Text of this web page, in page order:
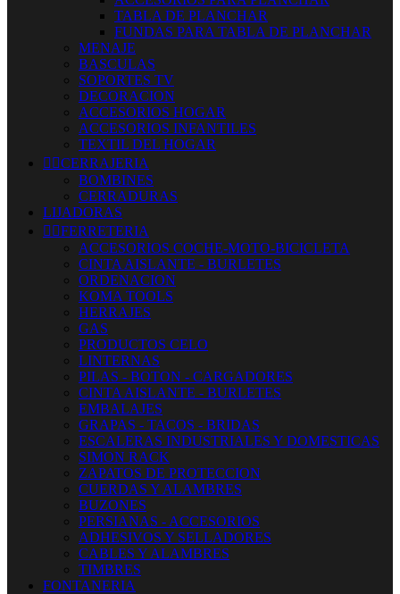
TABLA DE PLANCHAR
FUNDAS PARA TABLA DE PLANCHAR
MENAJE
BASCULAS
SOPORTES TV
DECORACION
ACCESORIOS HOGAR
ACCESORIOS INFANTILES
TEXTIL DEL HOGAR
 CERRAJERIA
BOMBINES
CERRADURAS
LIJADORAS
 FERRETERIA
ACCESORIOS COCHE-MOTO-BICICLETA
CINTA AISLANTE - BURLETES
ORDENACION
KOMA TOOLS
HERRAJES
GAS
PRODUCTOS CELO
LINTERNAS
PILAS - BOTON - CARGADORES
CINTA AISLANTE - BURLETES
EMBALAJES
GRAPAS - TACOS - BRIDAS
ESCALERAS INDUSTRIALES Y DOMESTICAS
SIMON RACK
ZAPATOS DE PROTECCION
CUERDAS Y ALAMBRES
BUZONES
PERSIANAS - ACCESORIOS
ADHESIVOS Y SELLADORES
CABLES Y ALAMBRES
TIMBRES
FONTANERIA